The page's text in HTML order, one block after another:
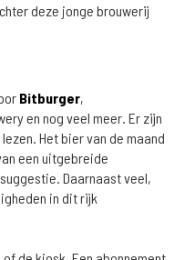
deze jonge brouwerij
Bitburger,
en nog veel meer. Er zijn
Het bier van de maand
een uitgebreide
Daarnaast veel,
in dit rijk